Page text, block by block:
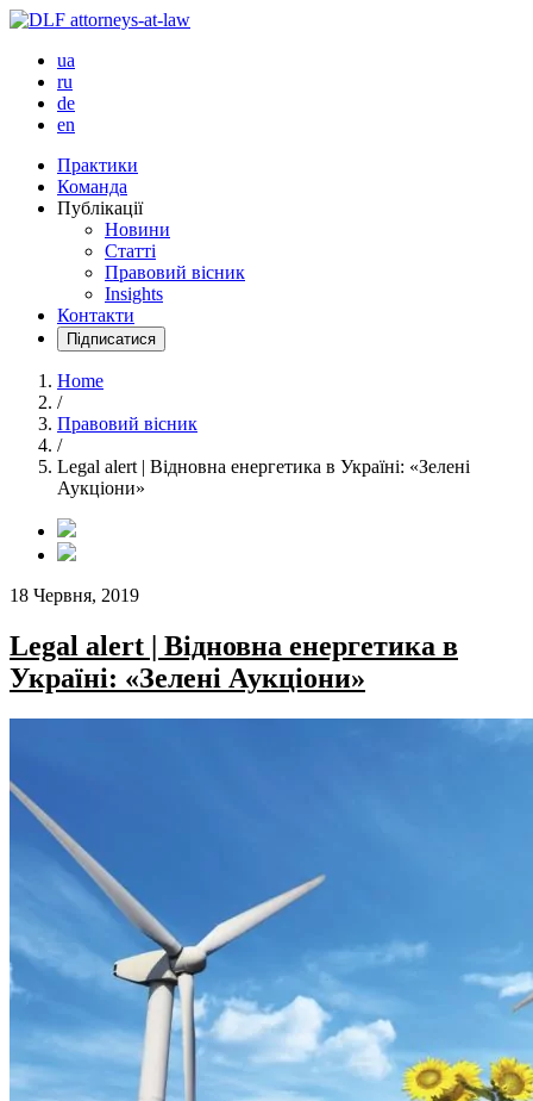
ua
ru
de
en
Практики
Команда
Публікації
Новини
Статті
Правовий вісник
Insights
Контакти
Підписатися
Home
/
Правовий вісник
/
Legal alert | Відновна енергетика в Україні: «Зелені
Аукціони»
18 Червня, 2019
Legal alert | Відновна енергетика в
Україні: «Зелені Аукціони»